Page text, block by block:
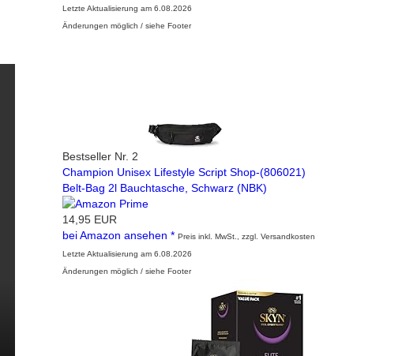
Letzte Aktualisierung am 6.08.2026
Änderungen möglich / siehe Footer
Bestseller Nr. 2
Champion Unisex Lifestyle Script Shop-(806021)
Belt-Bag 2l Bauchtasche, Schwarz (NBK)
14,95 EUR
bei Amazon ansehen * Preis inkl. MwSt., zzgl. Versandkosten
Letzte Aktualisierung am 6.08.2026
Änderungen möglich / siehe Footer